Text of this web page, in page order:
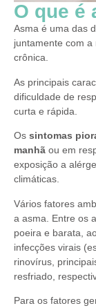
O que é
Asma é uma das
juntamente com
crônica.
As principais
dificuldade de
curta e rápida.
Os sintomas
manhã ou em
exposição a
climáticas.
Vários fatores
a asma. Entre os
poeira e barata,
infecções virais
rinovírus,
resfriado,
Para os fatores